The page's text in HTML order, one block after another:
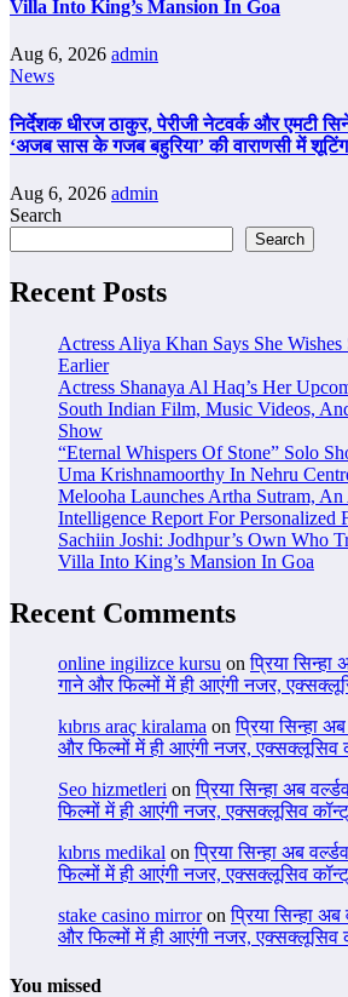
Villa Into King’s Mansion In Goa
Aug 6, 2026 admin
News
निर्देशक धीरज ठाकुर, पेरीजी नेटवर्क और एमटी
‘अजब सास के गजब बहुरिया’ की वाराणसी में
Aug 6, 2026 admin
Search
Search
Recent Posts
Actress Aliya Khan Says She
Earlier
Actress Shanaya Al Haq’s Her
South Indian Film, Music Videos,
Show
“Eternal Whispers Of Stone” Solo
Uma Krishnamoorthy In Nehru
Melooha Launches Artha Sutram,
Intelligence Report For Personalized
Sachiin Joshi: Jodhpur’s Own Who
Villa Into King’s Mansion In Goa
Recent Comments
online ingilizce kursu onप्रिया सिन्हा
गाने और फिल्मों में ही आएंगी नजर,
kıbrıs araç kiralama onप्रिया सिन्हा
और फिल्मों में ही आएंगी नजर, एक्सक्लूसिव
Seo hizmetleri onप्रिया सिन्हा अब
फिल्मों में ही आएंगी नजर, एक्सक्लूसिव
kıbrıs medikal onप्रिया सिन्हा अब
फिल्मों में ही आएंगी नजर, एक्सक्लूसिव
stake casino mirroronप्रिया सिन्हा
और फिल्मों में ही आएंगी नजर, एक्सक्लूसिव
You missed